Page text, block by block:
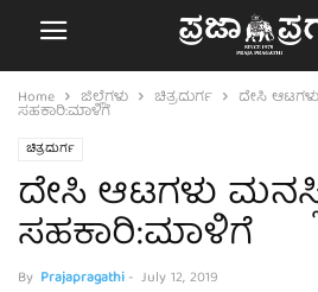
Home ಜಿಲ್ಲೆಗಳು ಚಿತ್ರದುರ್ಗ ದೇಸಿ
ಸಹಕಾರಿ:ಮಾಳಿಗೆ
ಚಿತ್ರದುರ್ಗ
ದೇಸಿ ಆಟಗಳು
ಸಹಕಾರಿ:ಮಾಳಿಗೆ
By Prajapragathi- July 12, 2019